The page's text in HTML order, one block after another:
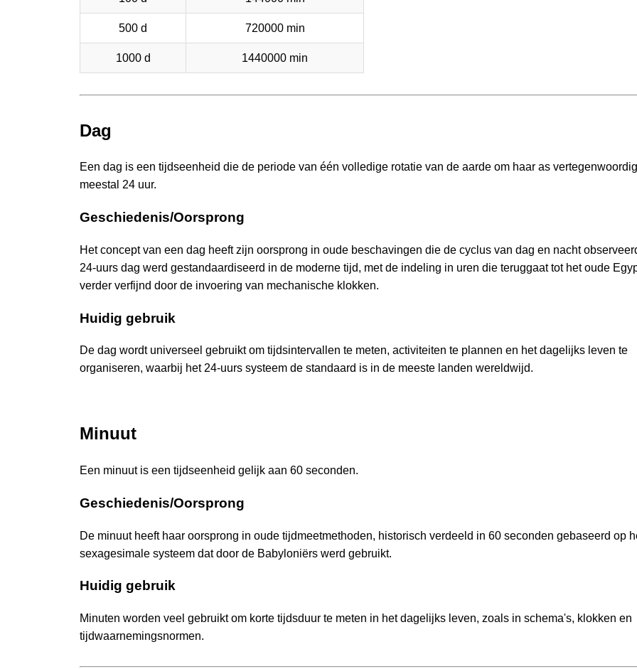
500 d 720000 min
1000 d 1440000 min
Dag
Een dag is een tijdseenheid die de periode van één volledige rotatie van de aarde om haar as
meestal 24 uur.
Geschiedenis/Oorsprong
Het concept van een dag heeft zijn oorsprong in oude beschavingen die de cyclus van dag en nacht
24-uurs dag werd gestandaardiseerd in de moderne tijd, met de indeling in uren die teruggaat tot het oude
verder verfijnd door de invoering van mechanische klokken.
Huidig gebruik
De dag wordt universeel gebruikt om tijdsintervallen te meten, activiteiten te plannen en het dagelijks leven te
organiseren, waarbij het 24-uurs systeem de standaard is in de meeste landen wereldwijd.
Minuut
Een minuut is een tijdseenheid gelijk aan 60 seconden.
Geschiedenis/Oorsprong
De minuut heeft haar oorsprong in oude tijdmeetmethoden, historisch verdeeld in 60 seconden gebaseerd op
sexagesimale systeem dat door de Babyloniërs werd gebruikt.
Huidig gebruik
Minuten worden veel gebruikt om korte tijdsduur te meten in het dagelijks leven, zoals in schema's, klokken en
tijdwaarnemingsnormen.